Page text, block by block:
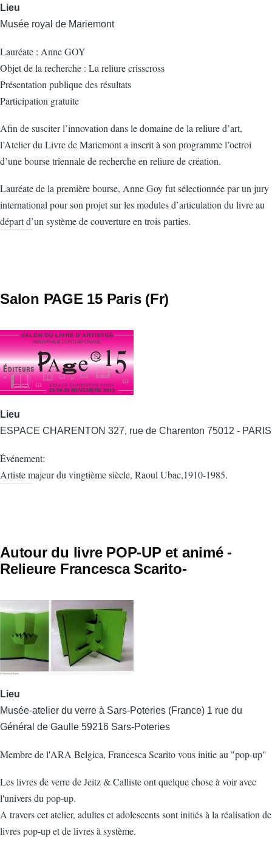
Lieu
Musée royal de Mariemont
Lauréate : Anne GOY
Objet de la recherche : La reliure crisscross
Présentation publique des résultats
Participation gratuite
Afin de susciter l’innovation dans le domaine de la reliure d’art,
l’Atelier du Livre de Mariemont a inscrit à son programme l’octroi
d’une bourse triennale de recherche en reliure de création.
Lauréate de la première bourse, Anne Goy fut sélectionnée par un jury
international pour son projet sur les modules d’articulation du livre au
départ d’un système de couverture en trois parties.
Salon PAGE 15 Paris (Fr)
Lieu
ESPACE CHARENTON 327, rue de Charenton 75012 - PARIS
Événement:
Artiste majeur du vingtième siècle, Raoul Ubac,1910-1985.
Autour du livre POP-UP et animé -
Relieure Francesca Scarito-
Lieu
Musée-atelier du verre à Sars-Poteries (France) 1 rue du
Général de Gaulle 59216 Sars-Poteries
Membre de l'ARA Belgica, Francesca Scarito vous initie au "pop-up"
Les livres de verre de Jeitz & Calliste ont quelque chose à voir avec
l'univers du pop-up.
A travers cet atelier, adultes et adolescents sont initiés à la réalisation de
livres pop-up et de livres à système.